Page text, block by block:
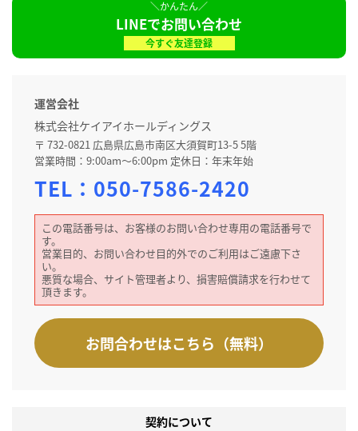
LINEでお問い合わせ
今すぐ友達登録
運営会社
株式会社ケイアイホールディングス
〒 732-0821 広島県広島市南区大須賀町13-5 5階
営業時間：9:00am～6:00pm 定休日：年末年始
TEL： 050-7586-2420
この電話番号は、お客様のお問い合わせ専用の電話番号で
す。
営業目的、お問い合わせ目的外でのご利用はご遠慮下さ
い。
悪質な場合、サイト管理者より、損害賠償請求を行わせて
頂きます。
お問合わせはこちら（無料）
契約について